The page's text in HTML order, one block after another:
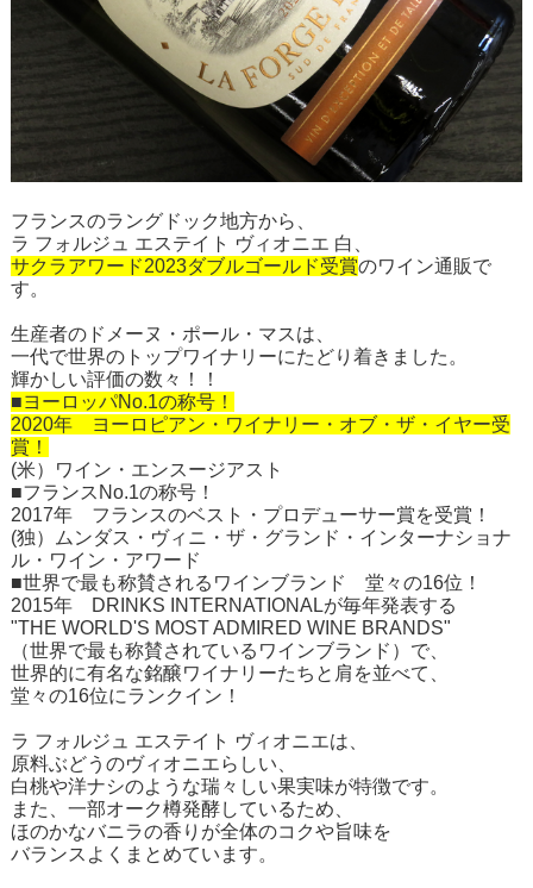
フランスのラングドック地方から、
ラ フォルジュ エステイト ヴィオニエ 白、
サクラアワード2023ダブルゴールド受賞のワイン通販で
す。
生産者のドメーヌ・ポール・マスは、
一代で世界のトップワイナリーにたどり着きました。
輝かしい評価の数々！！
■ヨーロッパNo.1の称号！
2020年 ヨーロピアン・ワイナリー・オブ・ザ・イヤー受
賞！
(米）ワイン・エンスージアスト
■フランスNo.1の称号！
2017年 フランスのベスト・プロデューサー賞を受賞！
(独）ムンダス・ヴィニ・ザ・グランド・インターナショナ
ル・ワイン・アワード
■世界で最も称賛されるワインブランド 堂々の16位！
2015年 DRINKS INTERNATIONALが毎年発表する
"THE WORLD'S MOST ADMIRED WINE BRANDS"
（世界で最も称賛されているワインブランド）で、
世界的に有名な銘醸ワイナリーたちと肩を並べて、
堂々の16位にランクイン！
ラ フォルジュ エステイト ヴィオニエは、
原料ぶどうのヴィオニエらしい、
白桃や洋ナシのような瑞々しい果実味が特徴です。
また、一部オーク樽発酵しているため、
ほのかなバニラの香りが全体のコクや旨味を
バランスよくまとめています。